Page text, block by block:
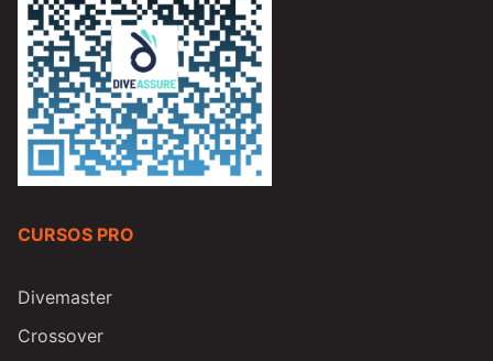
CURSOS PRO
Divemaster
Crossover